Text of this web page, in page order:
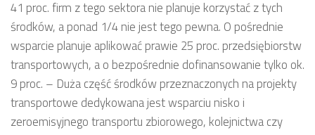
41 proc. firm z tego sektora nie planuje korzystać z tych
środków, a ponad 1/4 nie jest tego pewna. O pośrednie
wsparcie planuje aplikować prawie 25 proc. przedsiębiorstw
transportowych, a o bezpośrednie dofinansowanie tylko ok.
9 proc. – Duża część środków przeznaczonych na projekty
transportowe dedykowana jest wsparciu nisko i
zeroemisyjnego transportu zbiorowego, kolejnictwa czy